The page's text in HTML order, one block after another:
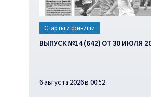
Старты и финиши
ВЫПУСК №14 (642) ОТ 30 ИЮЛЯ
6 августа 2026 в 00:52